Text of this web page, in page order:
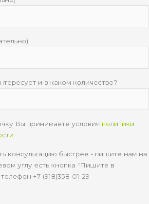
и в каком количестве?
Вы принимаете условия политики
консультацию быстрее - пишите нам на
углу есть кнопка "Пишите в
+7 (918)358-01-29